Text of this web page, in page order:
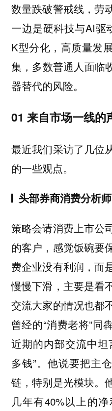
数量跌破警戒线，劳
一边是硬科技与AI驱
K型分化，高质量发
集，多数普通人面临
器替代的风险。
01 来自市场一线的
最近我们采访了几位
的一些观点。
头部券商消费分析师
策略会请消费上市公
的客户，感觉饭碗要
费企业没有利润，而
慢慢下滑，主要是看
交流大家的情况也都
曾经的“消费老将”同
近期的内部交流中坦
多钱”。他说要把主
链，特别是光模块。
几年有40%以上的